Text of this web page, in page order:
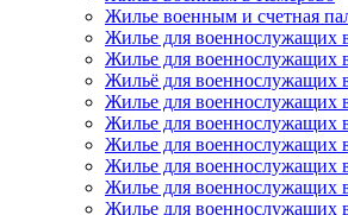
Жилье военным и счетная
Жилье для военнослужащих
Жилье для военнослужащих
Жильё для военнослужащих
Жилье для военнослужащих
Жилье для военнослужащих
Жилье для военнослужащих
Жилье для военнослужащих
Жилье для военнослужащих
Жилье для военнослужащих